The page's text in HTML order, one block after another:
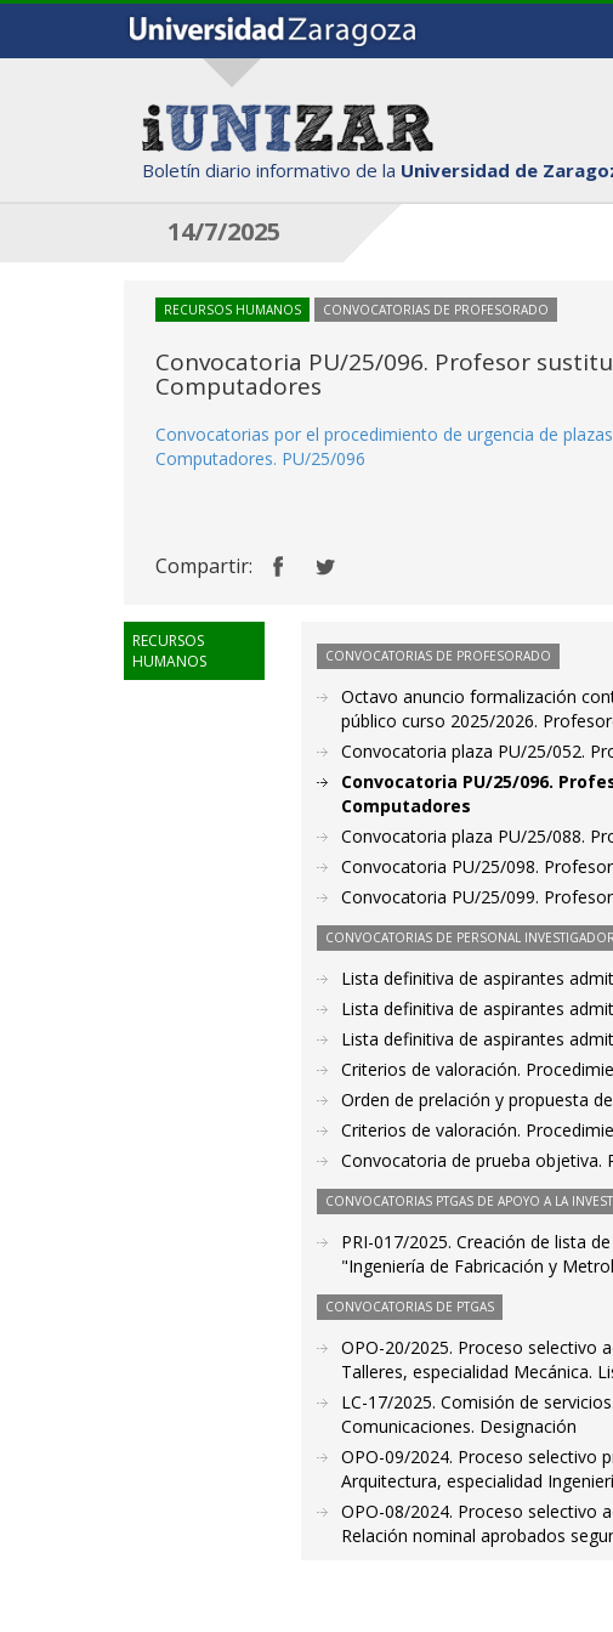
Boletín diario informativo de la Universidad de
14/7/2025
RECURSOS HUMANOS CONVOCATORIAS DE PROFESORADO
Convocatoria PU/25/096. Profesor
Computadores
Convocatorias por el procedimiento de urgencia de
Computadores. PU/25/096
Compartir:
RECURSOS
HUMANOS
CONVOCATORIAS DE PROFESORADO
Octavo anuncio formalización
público curso 2025/2026.
Convocatoria plaza PU/25/052.
Convocatoria PU/25/096.
Computadores
Convocatoria plaza PU/25/088.
Convocatoria PU/25/098.
Convocatoria PU/25/099.
CONVOCATORIAS DE PERSONAL INVESTIGADOR
Lista definitiva de aspirantes
Lista definitiva de aspirantes
Lista definitiva de aspirantes
Criterios de valoración.
Orden de prelación y propuesta
Criterios de valoración.
Convocatoria de prueba objetiva.
CONVOCATORIAS PTGAS DE APOYO A LA
PRI-017/2025. Creación de lista
"Ingeniería de Fabricación y
CONVOCATORIAS DE PTGAS
OPO-20/2025. Proceso selectivo
Talleres, especialidad Mecánica.
LC-17/2025. Comisión de
Comunicaciones. Designación
OPO-09/2024. Proceso selectivo
Arquitectura, especialidad
OPO-08/2024. Proceso selectivo
Relación nominal aprobados